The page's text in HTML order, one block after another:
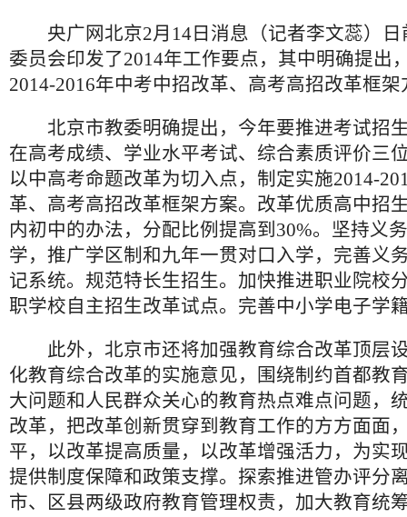
央广网北京2月14日消息（记者李文蕊）日
委员会印发了2014年工作要点，其中明确提出
2014-2016年中考中招改革、高考高招改革框架
北京市教委明确提出，今年要推进考试招
在高考成绩、学业水平考试、综合素质评价三
以中高考命题改革为切入点，制定实施2014-
革、高考高招改革框架方案。改革优质高中招
内初中的办法，分配比例提高到30%。坚持义
学，推广学区制和九年一贯对口入学，完善义
记系统。规范特长生招生。加快推进职业院校
职学校自主招生改革试点。完善中小学电子学
此外，北京市还将加强教育综合改革顶层
化教育综合改革的实施意见，围绕制约首都教
大问题和人民群众关心的教育热点难点问题，
改革，把改革创新贯穿到教育工作的方方面面
平，以改革提高质量，以改革增强活力，为实
提供制度保障和政策支撑。探索推进管办评分
市、区县两级政府教育管理权责，加大教育统